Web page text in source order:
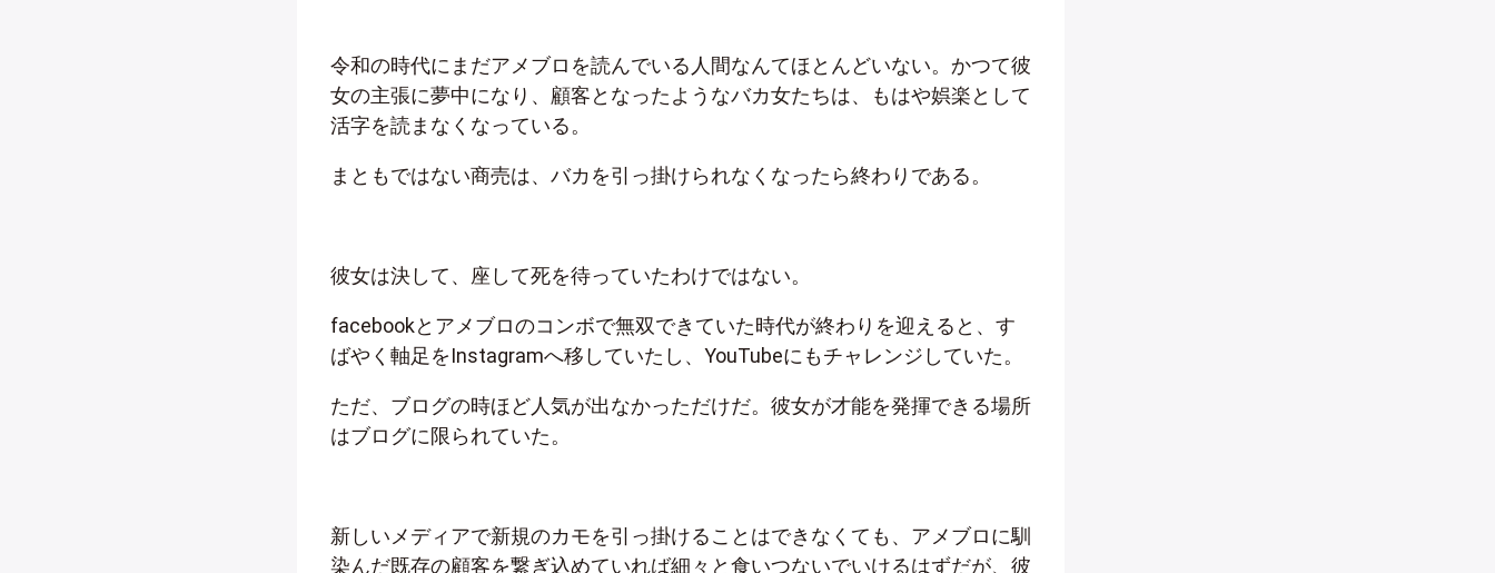
令和の時代にまだアメブロを読んでいる人間なんてほとんどいない。かつて彼
女の主張に夢中になり、顧客となったようなバカ女たちは、もはや娯楽として
活字を読まなくなっている。
まともではない商売は、バカを引っ掛けられなくなったら終わりである。
彼女は決して、座して死を待っていたわけではない。
facebookとアメブロのコンボで無双できていた時代が終わりを迎えると、す
ばやく軸足をInstagramへ移していたし、YouTubeにもチャレンジしていた。
ただ、ブログの時ほど人気が出なかっただけだ。彼女が才能を発揮できる場所
はブログに限られていた。
新しいメディアで新規のカモを引っ掛けることはできなくても、アメブロに馴
染んだ既存の顧客を繋ぎ込めていれば細々と食いつないでいけるはずだが、彼